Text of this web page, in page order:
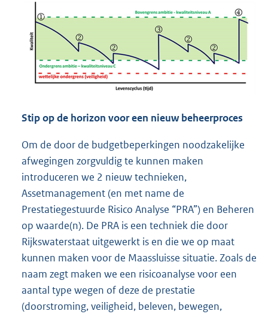
Stip op de horizon voor een nieuw beheerproces
Om de door de budgetbeperkingen noodzakelijke
afwegingen zorgvuldig te kunnen maken
introduceren we 2 nieuw technieken,
Assetmanagement (en met name de
Prestatiegestuurde Risico Analyse “PRA”) en Beheren
op waarde(n). De PRA is een techniek die door
Rijkswaterstaat uitgewerkt is en die we op maat
kunnen maken voor de Maassluisse situatie. Zoals de
naam zegt maken we een risicoanalyse voor een
aantal type wegen of deze de prestatie
(doorstroming, veiligheid, beleven, bewegen,